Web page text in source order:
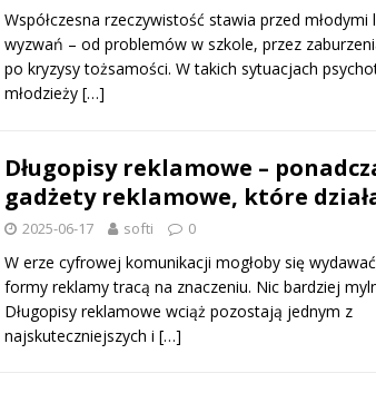
Współczesna rzeczywistość stawia przed młodymi
wyzwań – od problemów w szkole, przez
po kryzysy tożsamości. W takich sytuacjach
młodzieży […]
Długopisy reklamowe –
gadżety reklamowe, które
2025-06-17 softi 0
W erze cyfrowej komunikacji mogłoby się
formy reklamy tracą na znaczeniu. Nic bardziej
Długopisy reklamowe wciąż pozostają jednym z
najskuteczniejszych i […]